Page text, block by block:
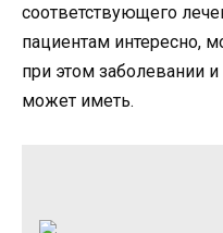
соответствующего
пациентам интересно,
при этом заболевании
может иметь.